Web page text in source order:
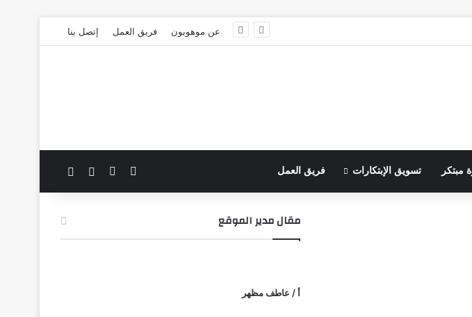
عن موهوبون فريق العمل إتصل بنا
مبتكر تسويق الإبتكارات فريق العمل فيسبوك الوضع المظلم
مقال مدير الموقع
أ / عاطف مظهر